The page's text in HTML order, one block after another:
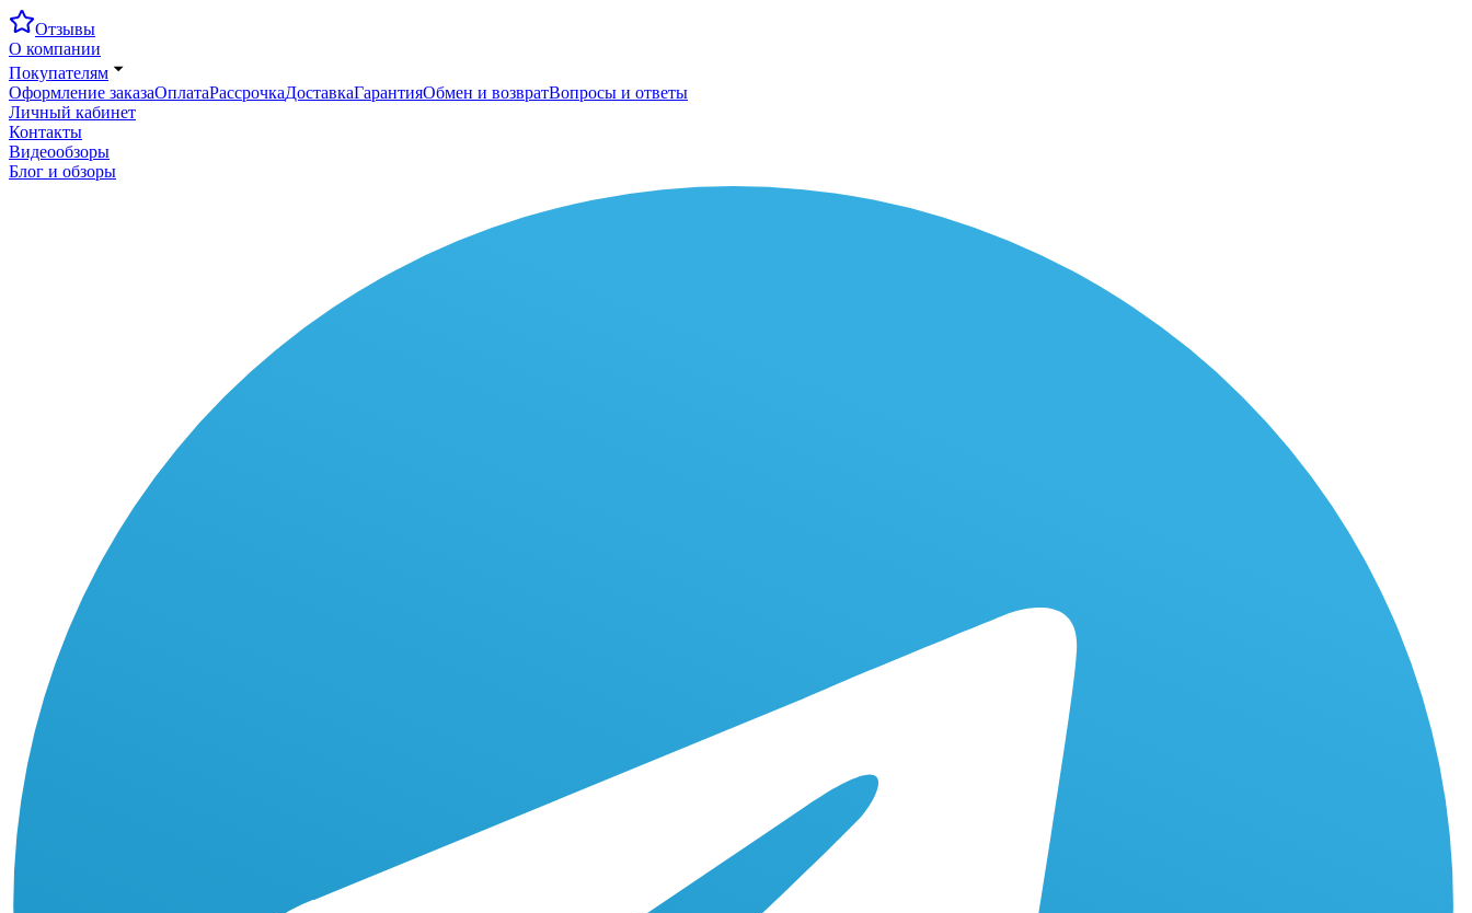
Отзывы
О компании
Покупателям
Оформление заказаОплатаРассрочкаДоставкаГарантияОбмен и возвратВопросы и ответы
Личный кабинет
Контакты
Видеообзоры
Блог и обзоры